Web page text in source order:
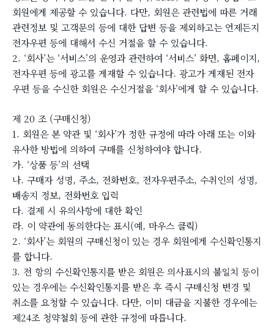
회원에게 제공할 수 있습니다. 다만, 회원은 관련법에 따른 거래
관련정보 및 고객문의 등에 대한 답변 등을 제외하고는 언제든지
전자우편 등에 대해서 수신 거절을 할 수 있습니다.
2. ‘회사’는 ‘서비스’의 운영과 관련하여 ‘서비스’ 화면, 홈페이지,
전자우편 등에 광고를 게재할 수 있습니다. 광고가 게재된 전자
우편 등을 수신한 회원은 수신거절을 ‘회사’에게 할 수 있습니다.
제 20 조 (구매신청)
1. 회원은 본 약관 및 ‘회사’가 정한 규정에 따라 아래 또는 이와
유사한 방법에 의하여 구매를 신청하여야 합니다.
가. ‘상품 등’의 선택
나. 구매자 성명, 주소, 전화번호, 전자우편주소, 수취인의 성명,
배송지 정보, 전화번호 입력
다. 결제 시 유의사항에 대한 확인
라. 이 약관에 동의한다는 표시(예, 마우스 클릭)
2. ‘회사’는 회원의 구매신청이 있는 경우 회원에게 수신확인통지
를 합니다.
3. 전 항의 수신확인통지를 받은 회원은 의사표시의 불일치 등이
있는 경우에는 수신확인통지를 받은 후 즉시 구매신청 변경 및
취소를 요청할 수 있습니다. 다만, 이미 대금을 지불한 경우에는
제24조 청약철회 등에 관한 규정에 따릅니다.